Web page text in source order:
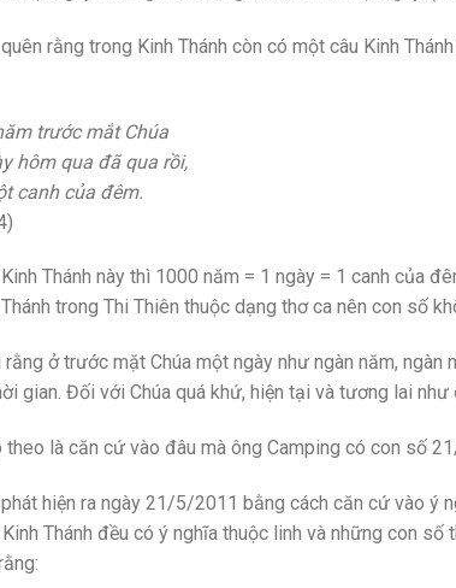
rằng trong Kinh Thánh còn có một câu Kinh
trước mắt Chúa
hôm qua đã qua rồi,
canh của đêm.
Kinh Thánh này thì 1000 năm = 1 ngày = 1 canh của
trong Thi Thiên thuộc dạng thơ ca nên con số
rằng ở trước mặt Chúa một ngày như ngàn năm,
gian. Đối với Chúa quá khứ, hiện tại và tương lai
theo là căn cứ vào đâu mà ông Camping có con số
hiện ra ngày 21/5/2011 bằng cách căn cứ vào ý
Thánh đều có ý nghĩa thuộc linh và những con